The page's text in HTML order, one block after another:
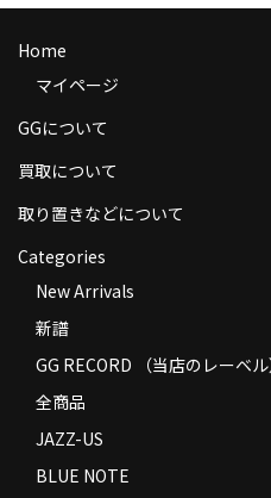
Help
送料
お支払い方法
返品
コンディション
特定商取引法に基づく表示
Contact
Home
マイページ
GGについて
買取について
取り置きなどについて
Categories
New Arrivals
新譜
GG RECORD （当店のレーベル
全商品
JAZZ-US
BLUE NOTE